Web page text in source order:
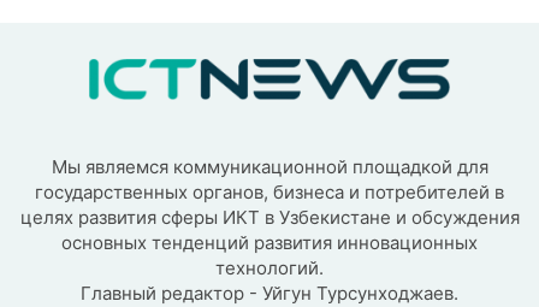
Мы являемся коммуникационной площадкой для
государственных органов, бизнеса и потребителей в
целях развития сферы ИКТ в Узбекистане и обсуждения
основных тенденций развития инновационных
технологий.
Главный редактор - Уйгун Турсунходжаев.